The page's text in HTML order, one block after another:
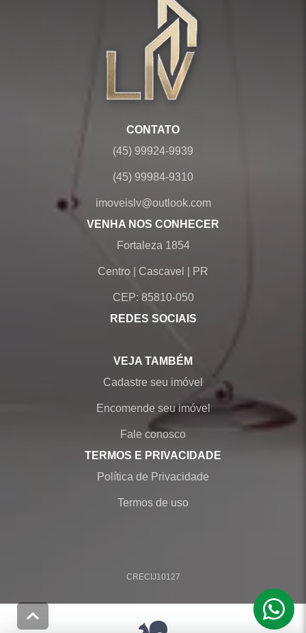
CONTATO
(45) 99924-9939
(45) 99984-9310
imoveislv@outlook.com
VENHA NOS CONHECER
Fortaleza 1854
Centro Cascavel PR
CEP: 85810-050
REDES SOCIAIS
VEJA TAMBÉM
Cadastre seu imóvel
Encomende seu imóvel
Fale conosco
TERMOS E PRIVACIDADE
Política de Privacidade
Termos de uso
CRECIJ10127